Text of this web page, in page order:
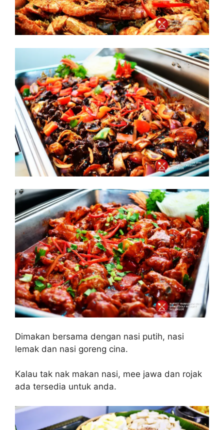
Dimakan bersama dengan nasi putih, nasi
lemak dan nasi goreng cina.
Kalau tak nak makan nasi, mee jawa dan rojak
ada tersedia untuk anda.